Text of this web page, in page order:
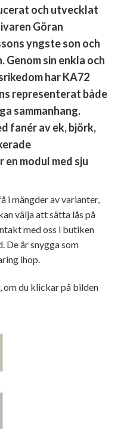
och utvecklat
Göran
yngste son och
Genom sin enkla och
har KA72
representerat både
sammanhang.
fanér av ek, björk,
modul med sju
i mängder av varianter,
välja att sätta lås på
med oss i butiken
De är snygga som
ihop.
om du klickar på bilden